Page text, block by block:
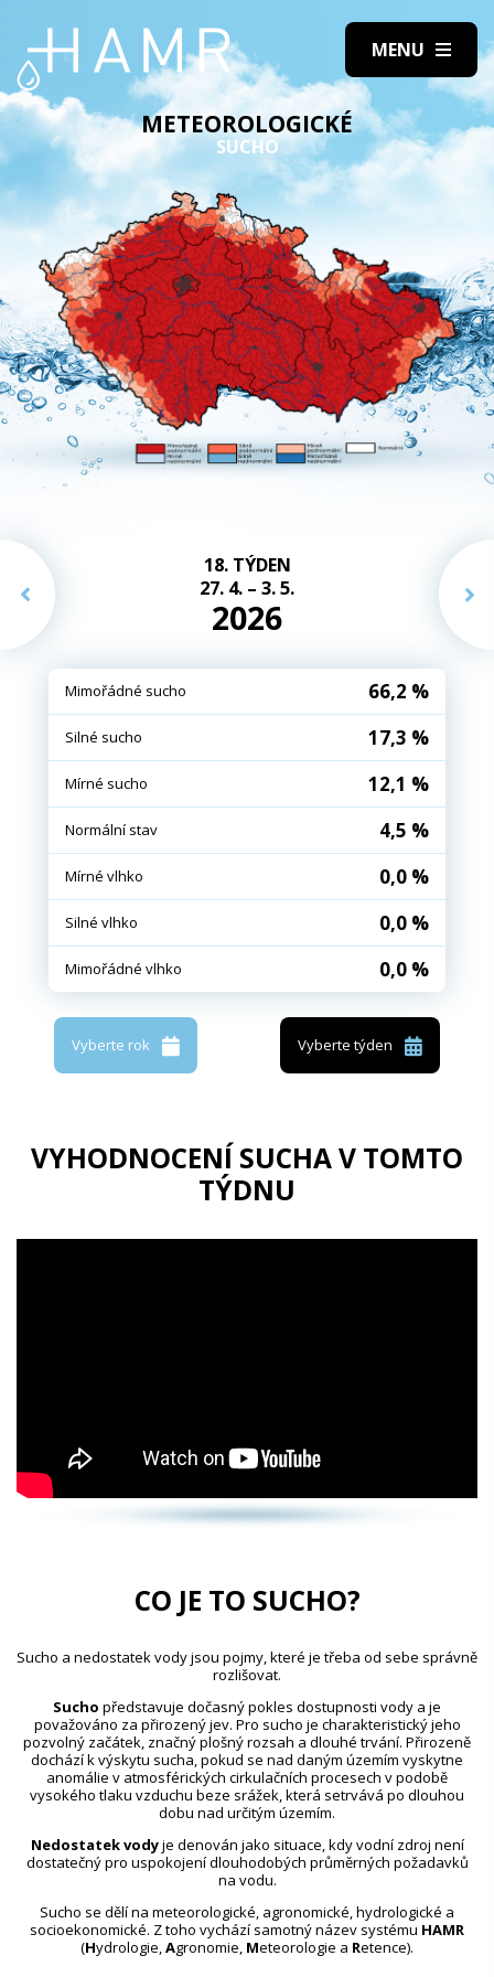
METEOROLOGICKÉ
SUCHO
18. TÝDEN
27. 4. – 3. 5.
2026
Mimořádné sucho 66,2 %
Silné sucho 17,3 %
Mírné sucho 12,1 %
Normální stav 4,5 %
Mírné vlhko 0,0 %
Silné vlhko 0,0 %
Mimořádné vlhko 0,0 %
Vyberte rok Vyberte týden
VYHODNOCENÍ SUCHA V TOMTO
TÝDNU
CO JE TO SUCHO?
Sucho a nedostatek vody jsou pojmy, které je třeba od sebe správně
rozlišovat.
Sucho představuje dočasný pokles dostupnosti vody a je
považováno za přirozený jev. Pro sucho je charakteristický jeho
pozvolný začátek, značný plošný rozsah a dlouhé trvání. Přirozeně
dochází k výskytu sucha, pokud se nad daným územím vyskytne
anomálie v atmosférických cirkulačních procesech v podobě
vysokého tlaku vzduchu beze srážek, která setrvává po dlouhou
dobu nad určitým územím.
Nedostatek vodyje definován jako situace, kdy vodní zdroj není
dostatečný pro uspokojení dlouhodobých průměrných požadavků
na vodu.
Sucho se dělí na meteorologické, agronomické, hydrologické a
socioekonomické. Z toho vychází samotný název systému HAMR
(Hydrologie,Agronomie, Meteorologie a Retence).